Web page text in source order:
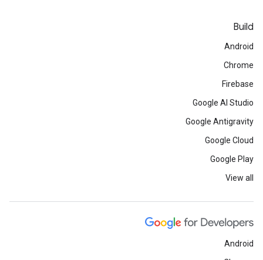
Build
Android
Chrome
Firebase
Google AI Studio
Google Antigravity
Google Cloud
Google Play
View all
Android